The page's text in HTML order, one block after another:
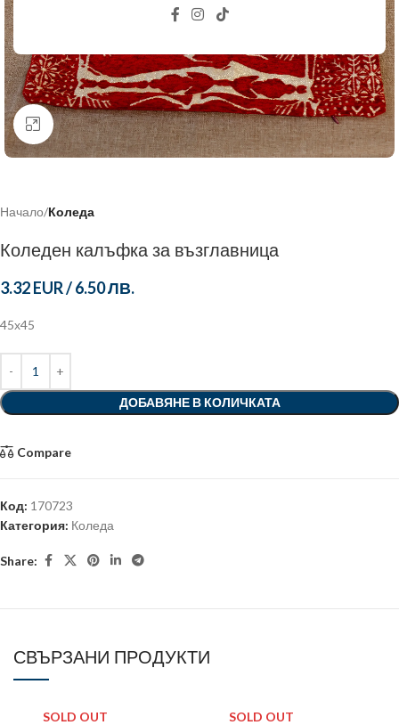
Click to enlarge
Начало Коледа
Коледен калъфка за възглавница
3.32 EUR/6.50 ЛВ.
45х45
ДОБАВЯНЕ В КОЛИЧКАТА
Compare
Код: 170723
Категория: Коледа
Share:
СВЪРЗАНИ ПРОДУКТИ
SOLD OUT SOLD OUT